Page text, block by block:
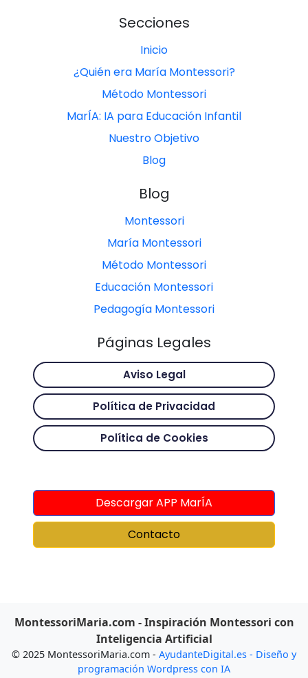
Secciones
Inicio
¿Quién era María Montessori?
Método Montessori
MarÍA: IA para Educación Infantil
Nuestro Objetivo
Blog
Blog
Montessori
María Montessori
Método Montessori
Educación Montessori
Pedagogía Montessori
Páginas Legales
Aviso Legal
Política de Privacidad
Política de Cookies
Descargar APP MarÍA
Contacto
MontessoriMaria.com - Inspiración Montessori con
Inteligencia Artificial
© 2025 MontessoriMaria.com - AyudanteDigital.es - Diseño y
programación Wordpress con IA